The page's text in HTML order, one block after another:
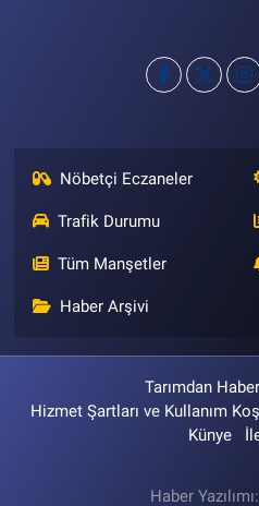
Nöbetçi Eczaneler
Trafik Durumu
Tüm Manşetler
Haber Arşivi
Tarımdan
Hizmet Şartları ve Kullanım
Künye
Haber Yazılımı: